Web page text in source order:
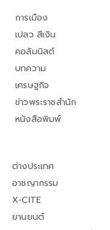
การเมือง
เปลว สีเงิน
คอลัมนิสต์
บทความ
เศรษฐกิจ
ข่าวพระราชสำนัก
หนังสือพิมพ์
ต่างประเทศ
อาชญากรรม
X-CITE
ยานยนต์